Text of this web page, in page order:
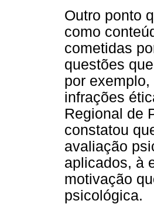
Outro ponto
como
cometidas
questões
por
infrações
Regional de
constatou
avaliação
aplicados, à
motivação
psicológica.